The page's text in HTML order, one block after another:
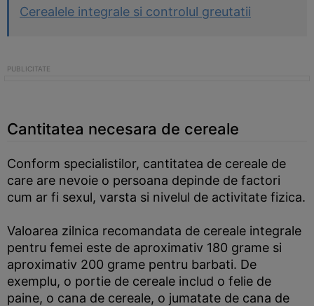
Cerealele integrale si controlul greutatii
Cantitatea necesara de cereale
Conform specialistilor, cantitatea de cereale de
care are nevoie o persoana depinde de factori
cum ar fi sexul, varsta si nivelul de activitate fizica.
Valoarea zilnica recomandata de cereale integrale
pentru femei este de aproximativ 180 grame si
aproximativ 200 grame pentru barbati. De
exemplu, o portie de cereale includ o felie de
paine, o cana de cereale, o jumatate de cana de